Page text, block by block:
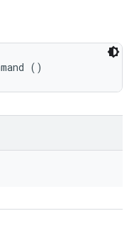
()